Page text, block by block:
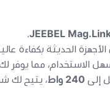
JEEBEL
الحديثة بكفاءة
الاستخدام، مما
إلى 240 واط
، يتيح لك